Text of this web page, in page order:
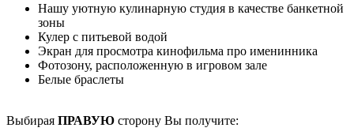
Нашу уютную кулинарную студия в качестве банкетной
зоны
Кулер с питьевой водой
Экран для просмотра кинофильма про именинника
Фотозону, расположенную в игровом зале
Белые браслеты
Выбирая ПРАВУЮ сторону Вы получите: